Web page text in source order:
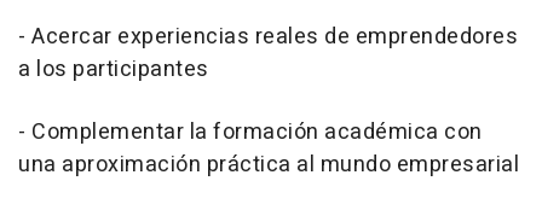
- Acercar experiencias reales de emprendedores
a los participantes
- Complementar la formación académica con
una aproximación práctica al mundo empresarial